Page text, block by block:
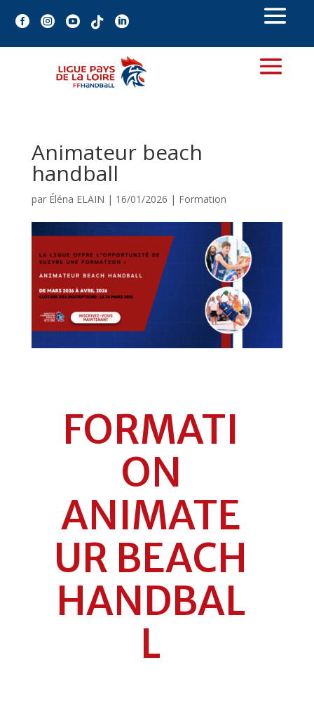
    
Animateur beach
handball
par Éléna ELAIN | 16/01/2026 | Formation
FORMATI
ON
ANIMATE
UR BEACH
HANDBAL
L